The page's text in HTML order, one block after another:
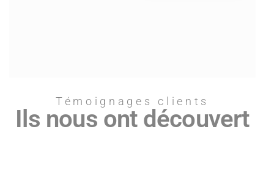
Témoignages clients
Ils nous ont découvert